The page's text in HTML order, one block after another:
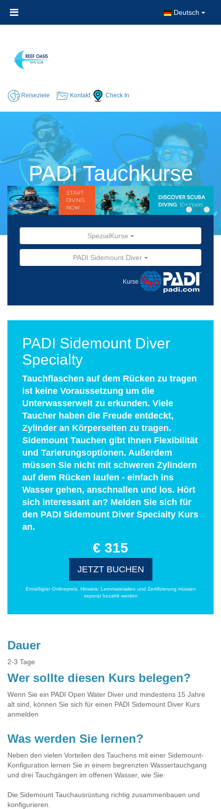
Deutsch
Reiseziele Kontakt Check In
PADI Tauchkurse
SpezialKurse
PADI Sidemount Diver
Kurse
PADI Sidemount Diver
Specialty
Tauchflaschen auf dem Rücken zu tragen
ist keine Voraussetzung um die
Unterwasserwelt zu erkunden. Viele
Taucher haben die Freude entdeckt,
Zylinder an Körperseiten zu tragen.
Sidemount Tauchen gibt Ihnen Flexibilität
und Tarierungsoptionen. Außerdem
müssen Sie nicht mit schweren Zylindern
auf dem Rücken laufen - einfach ins
Wasser gehen, anschnallen und los. Hört
sich interessant an? Melden Sie sich für
den PADI Sidemount Diver Specialty Kurs
an.
€ 315
JETZT BUCHEN
Ermäßigter Onlinepreis. Hinweis: Lernmaterialien und Zertifizierung müssen
seperat bezahlt werden
Dauer
2-3 Tage
Wer sollte diesen Kurs belegen?
Wenn Sie ein PADI Open Water Diver und mindestens 15 Jahre
alt sind, können Sie sich für einen PADI Sidemount Diver Kurs
anmelden
Was werden Sie lernen?
Neben den vielen Vorteilen des Tauchens mit einer Sidemount-
Konfiguration lernen Sie in einem begrenzten Wassertauchgang
und drei Tauchgängen im offenen Wasser, wie Sie:
Die Sidemount Tauchausrüstung richtig zusammenbauen und
konfigurieren.